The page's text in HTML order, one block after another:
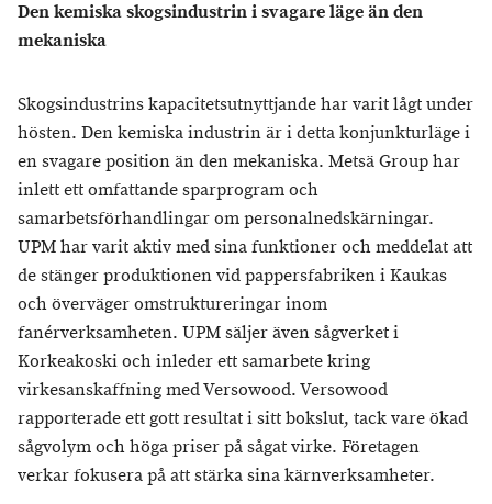
Den kemiska skogsindustrin i svagare läge än den
mekaniska
Skogsindustrins kapacitetsutnyttjande har varit lågt under
hösten. Den kemiska industrin är i detta konjunkturläge i
en svagare position än den mekaniska. Metsä Group har
inlett ett omfattande sparprogram och
samarbetsförhandlingar om personalnedskärningar.
UPM har varit aktiv med sina funktioner och meddelat att
de stänger produktionen vid pappersfabriken i Kaukas
och överväger omstruktureringar inom
fanérverksamheten. UPM säljer även sågverket i
Korkeakoski och inleder ett samarbete kring
virkesanskaffning med Versowood. Versowood
rapporterade ett gott resultat i sitt bokslut, tack vare ökad
sågvolym och höga priser på sågat virke. Företagen
verkar fokusera på att stärka sina kärnverksamheter.